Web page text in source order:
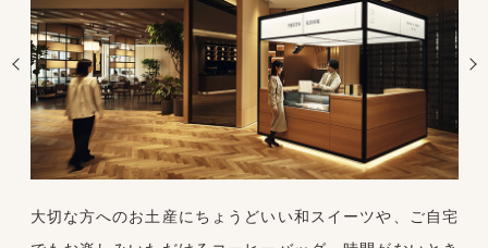
大切な方へのお土産にちょうどいい和スイーツや、ご自宅